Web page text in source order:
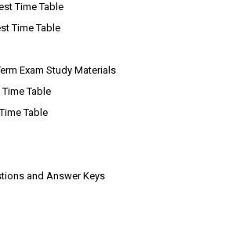
Time Table
Time Table
Exam Study Materials
Table
Table
and Answer Keys